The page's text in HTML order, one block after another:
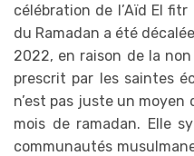
célébration de l’Aïd El
du Ramadan a été
2022, en raison de la
prescrit par les saintes
n’est pas juste un
mois de ramadan. Elle
communautés